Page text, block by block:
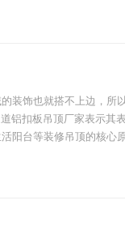
装饰也就搭不上边，所
扣板吊顶厂家表示其
阳台等装修吊顶的核心